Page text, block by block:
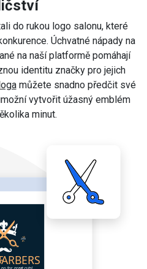
do rukou logo salonu, které
Úchvatné nápady na
na naší platformě pomáhají
identitu značky pro jejich
můžete snadno předčit své
vytvořit úžasný emblém
minut.